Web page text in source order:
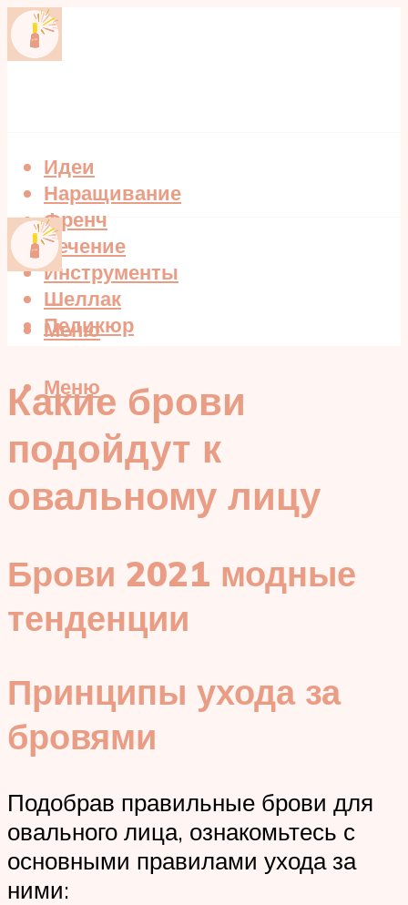
Идеи
Наращивание
Френч
Лечение
Инструменты
Шеллак
Педикюр
Меню
Меню
Какие брови
подойдут к
овальному лицу
Брови 2021 модные
тенденции
Принципы ухода за
бровями
Подобрав правильные брови для
овального лица, ознакомьтесь с
основными правилами ухода за
ними: